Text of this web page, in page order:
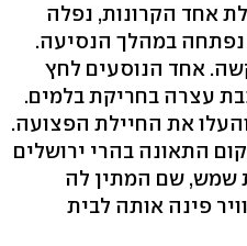
ליד דלת אחד הקרונות, נפלה
במהלך הנסיעה.
אחד הנוסעים לחץ
עצרה בחריקת בלמים.
את החיילת הפצועה.
התאונה בהרי ירושלים
שמש, שם המתין לה
פינה אותה לבית